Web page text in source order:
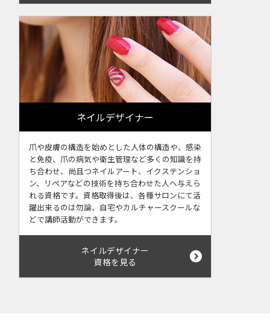
ネイルデザイナー
爪や皮膚の構造を始めとした人体の構造や、感染
と免疫、爪の病気や衛生管理など多くの知識を持
ち合わせ、尚且つネイルアート、イクステンショ
ン、リペアなどの技術を持ち合わせた人へ与えら
れる資格です。資格取得後は、各種サロンにて活
躍出来るのは勿論、自宅やカルチャースクールな
どで講師活動ができます。
ネイルデザイナー
資格を見る